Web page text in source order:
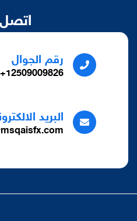
اتصل
رقم الجوال
12509009826+
البريد